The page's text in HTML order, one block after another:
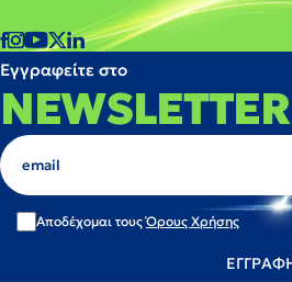
Εγγραφείτε στο
NEWSLETTER
Αποδέχομαι τουςΌρους Χρήσης